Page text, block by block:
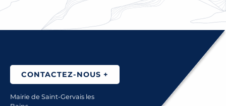
LIRE LA SUITE
CONTACTEZ-NOUS +
Mairie de Saint-Gervais les